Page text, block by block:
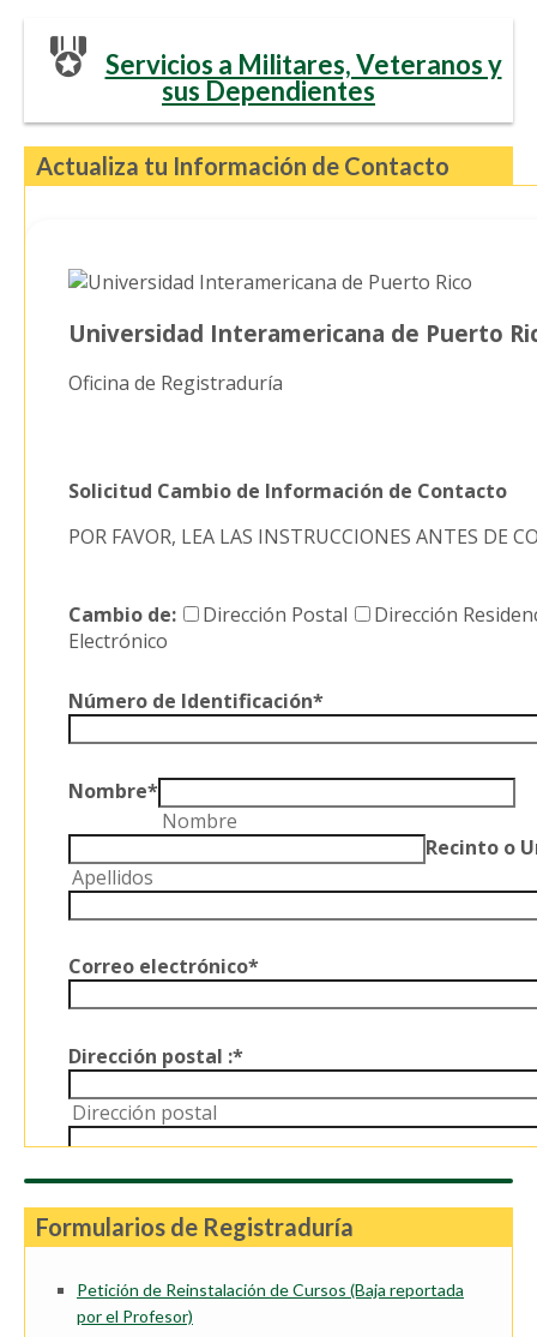
Servicios a Militares, Veteranos y
sus Dependientes
Actualiza tu Información de Contacto
Formularios de Registraduría
Petición de Reinstalación de Cursos (Baja reportada
por el Profesor)